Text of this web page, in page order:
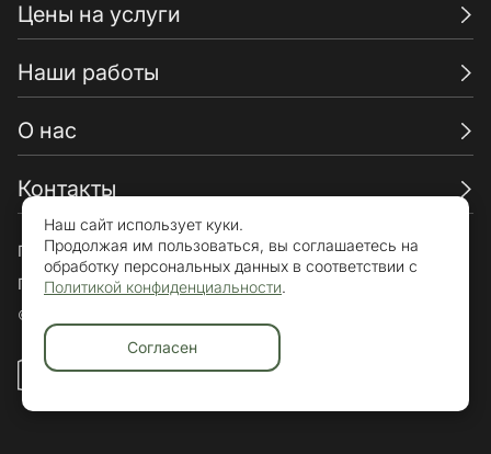
Пользовательское соглашение
Политика конфиденциальности
© «Брикхаус» 2015-2026. Все права защищены.
Цены на услуги
Наши работы
О нас
Контакты
Наш сайт использует куки.
Продолжая им пользоваться, вы соглашаетесь на
обработку персональных данных в соответствии с
Политикой конфиденциальности.
Согласен